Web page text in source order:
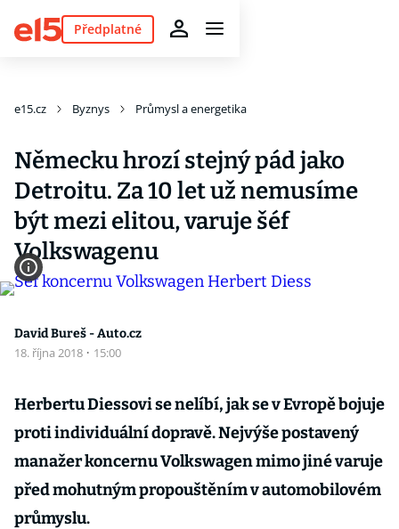
Předplatné
e15.cz Byznys Průmysl a energetika
Německu hrozí stejný pád jako
Detroitu. Za 10 let už nemusíme
být mezi elitou, varuje šéf
Volkswagenu
David Bureš - Auto.cz
18. října 2018 · 15:00
Herbertu Diessovi se nelíbí, jak se v Evropě bojuje
proti individuální dopravě. Nejvýše postavený
manažer koncernu Volkswagen mimo jiné varuje
před mohutným propouštěním v automobilovém
průmyslu.